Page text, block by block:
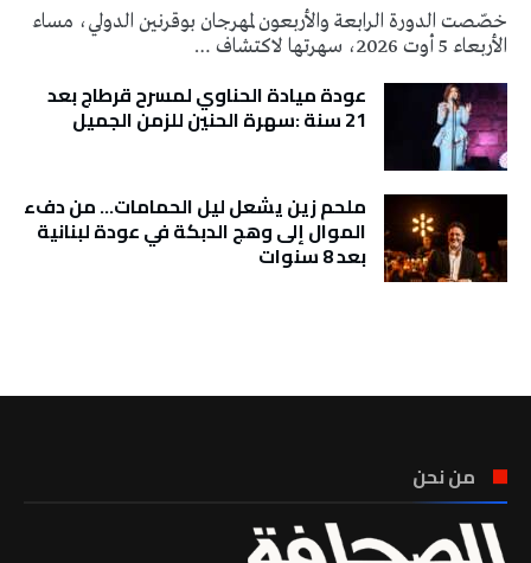
خصّصت الدورة الرابعة والأربعون لمهرجان بوقرنين الدولي، مساء
الأربعاء 5 أوت 2026، سهرتها لاكتشاف …
عودة ميادة الحناوي لمسرح قرطاج بعد
21 سنة :سهرة الحنين للزمن الجميل
ملحم زين يشعل ليل الحمامات… من دفء
الموال إلى وهج الدبكة في عودة لبنانية
بعد 8 سنوات
من نحن